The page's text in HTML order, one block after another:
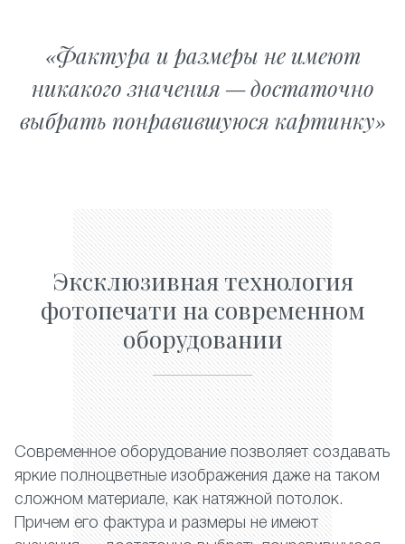
Фактура и размеры не имеют
никакого значения — достаточно
выбрать понравившуюся картинку
Эксклюзивная технология
фотопечати на современном
оборудовании
Современное оборудование позволяет создавать
яркие полноцветные изображения даже на таком
сложном материале, как натяжной потолок.
Причем его фактура и размеры не имеют